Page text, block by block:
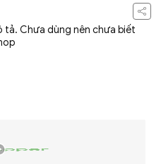
tả. Chưa dùng nên chưa biết